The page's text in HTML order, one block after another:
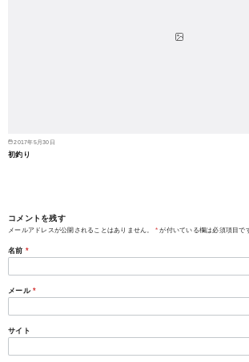
2017年5月30日
初釣り
コメントを残す
メールアドレスが公開されることはありません。 * が付いている欄は必須項目で
名前 *
メール *
サイト